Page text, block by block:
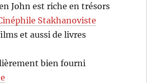
John est riche en trésors
Stakhanoviste
et aussi de livres
bien fourni